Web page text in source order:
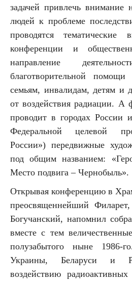
задачей привлечь внимание
людей к проблеме
проводятся тематические
конференции и
направление
благотворительной
семьям, инвалидам, детям и
от воздействия радиации. А
проводит в городах России
Федеральной целевой
России») передвижные
под общим названием:
Место подвига – Чернобыль».
Открывая конференцию в
преосвященнейший
Богучанский, напомнил
вместе с тем
полузабытого ныне 1986-
Украины, Беларуси и
воздействию радиоактивных